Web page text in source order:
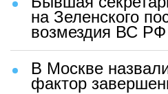
на Зеленского
возмездия ВС РФ
В Москве
фактор